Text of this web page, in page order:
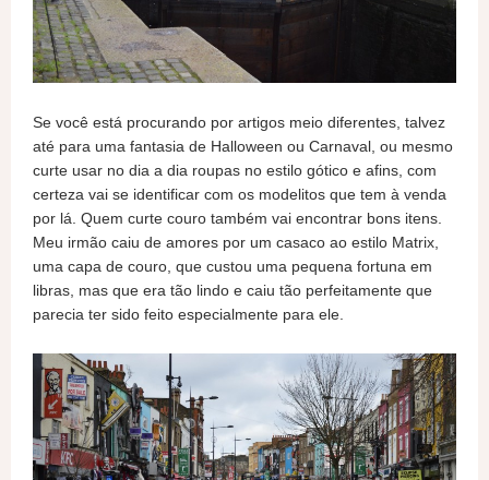
Se você está procurando por artigos meio diferentes, talvez
até para uma fantasia de Halloween ou Carnaval, ou mesmo
curte usar no dia a dia roupas no estilo gótico e afins, com
certeza vai se identificar com os modelitos que tem à venda
por lá. Quem curte couro também vai encontrar bons itens.
Meu irmão caiu de amores por um casaco ao estilo Matrix,
uma capa de couro, que custou uma pequena fortuna em
libras, mas que era tão lindo e caiu tão perfeitamente que
parecia ter sido feito especialmente para ele.